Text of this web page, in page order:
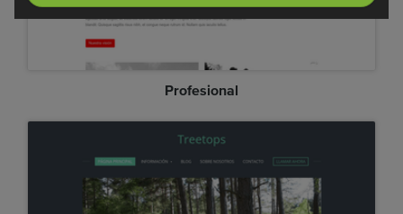
Profesional